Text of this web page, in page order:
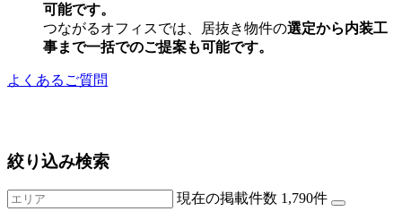
可能です。
つながるオフィスでは、居抜き物件の選定から内装工
事まで一括でのご提案も可能です。
よくあるご質問
絞り込み検索
現在の掲載件数 1,790件